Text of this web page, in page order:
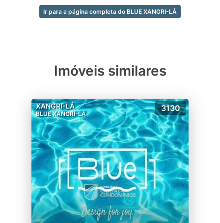
Ir para a página completa do BLUE XANGRI-LÁ
Imóveis similares
XANGRI-LÁ
BLUE XANGRI-LÁ
3130